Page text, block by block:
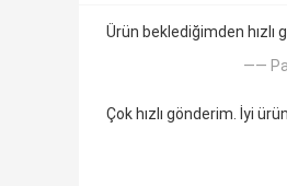
Ürün beklediğimden hızlı
——
Çok hızlı gönderim. İyi ürün